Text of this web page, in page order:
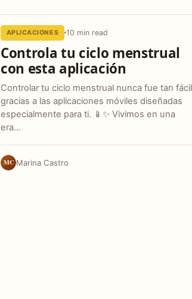
APLICACIONES 10 min read
Controla tu ciclo menstrual
con esta aplicación
Controlar tu ciclo menstrual nunca fue tan fácil
gracias a las aplicaciones móviles diseñadas
especialmente para ti. 📱✨ Vivimos en una
era…
MC Marina Castro